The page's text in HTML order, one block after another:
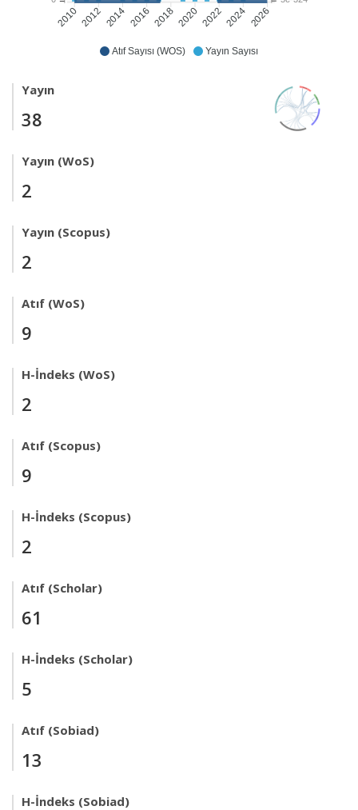
Atıf Sayısı (WOS) Yayın Sayısı
2010 2012 2014 2016 2018 2020 2022 2024 2026
Yayın
38
Yayın (WoS)
2
Yayın (Scopus)
2
Atıf (WoS)
9
H-İndeks (WoS)
2
Atıf (Scopus)
9
H-İndeks (Scopus)
2
Atıf (Scholar)
61
H-İndeks (Scholar)
5
Atıf (Sobiad)
13
H-İndeks (Sobiad)